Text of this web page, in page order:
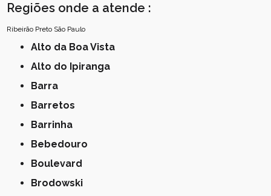
Regiões onde a atende :
Ribeirão Preto São Paulo
Alto da Boa Vista
Alto do Ipiranga
Barra
Barretos
Barrinha
Bebedouro
Boulevard
Brodowski